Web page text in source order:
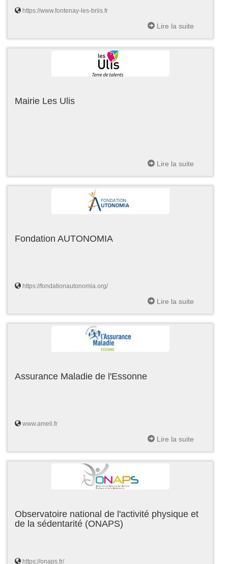
https://www.fontenay-les-briis.fr
Lire la suite
Mairie Les Ulis
Lire la suite
Fondation AUTONOMIA
https://fondationautonomia.org/
Lire la suite
Assurance Maladie de l'Essonne
www.ameli.fr
Lire la suite
Observatoire national de l'activité physique et
de la sédentarité (ONAPS)
https://onaps.fr/